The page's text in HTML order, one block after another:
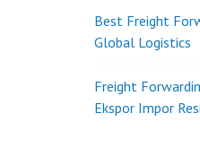
Best Freight
Global Logistics
Freight
Ekspor Impor